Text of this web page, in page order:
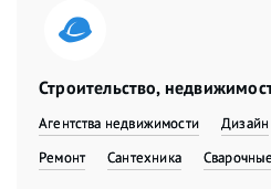
Строительство,
Агентства недвижимости Дизайн
Ремонт
Сантехника